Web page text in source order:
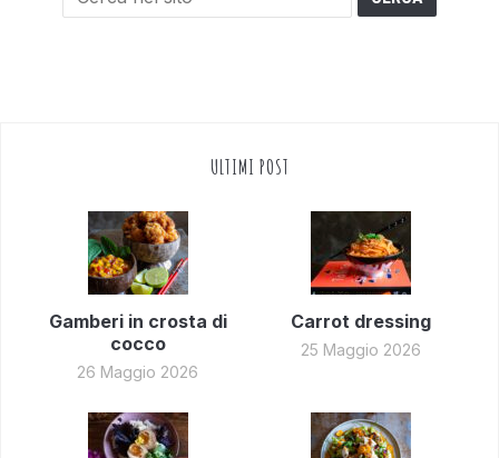
ULTIMI POST
Gamberi in crosta di
cocco
26 Maggio 2026
Carrot dressing
25 Maggio 2026